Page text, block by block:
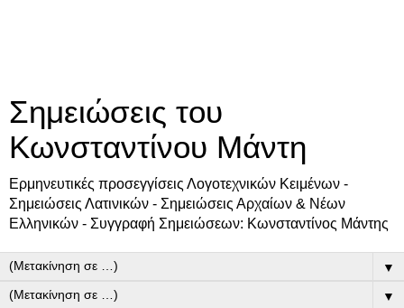
Σημειώσεις του
Κωνσταντίνου Μάντη
Ερμηνευτικές προσεγγίσεις Λογοτεχνικών Κειμένων -
Σημειώσεις Λατινικών - Σημειώσεις Αρχαίων & Νέων
Ελληνικών - Συγγραφή Σημειώσεων: Κωνσταντίνος Μάντης
▼
▼